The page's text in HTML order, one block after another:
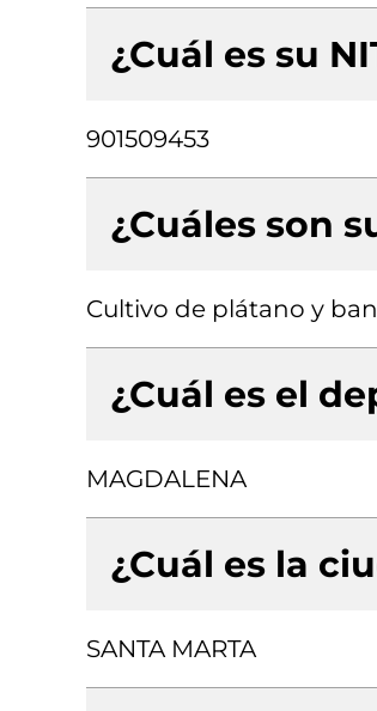
¿Cuál es su
901509453
¿Cuáles son
Cultivo de plátano y
¿Cuál es el
MAGDALENA
¿Cuál es la
SANTA MARTA